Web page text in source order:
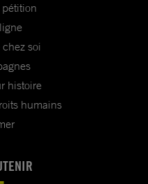
soi
histoire
humains